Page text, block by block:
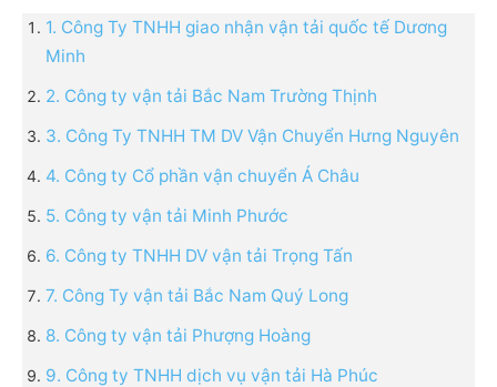
1. Công Ty TNHH giao nhận vận tải quốc tế Dương
Minh
2. Công ty vận tải Bắc Nam Trường Thịnh
3. Công Ty TNHH TM DV Vận Chuyển Hưng Nguyên
4. Công ty Cổ phần vận chuyển Á Châu
5. Công ty vận tải Minh Phước
6. Công ty TNHH DV vận tải Trọng Tấn
7. Công Ty vận tải Bắc Nam Quý Long
8. Công ty vận tải Phượng Hoàng
9. Công ty TNHH dịch vụ vận tải Hà Phúc